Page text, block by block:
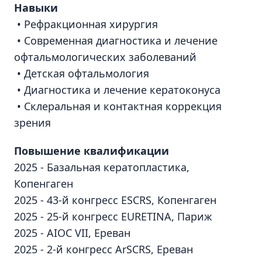
Навыки
• Рефракционная хирургия
• Современная диагностика и лечение
офтальмологических заболеваний
• Детская офтальмология
• Диагностика и лечение кератоконуса
• Склеральная и контактная коррекция
зрения
Повышение квалификации
2025 - Базальная кератопластика,
Копенгаген
2025 - 43-й конгресс ESCRS, Копенгаген
2025 - 25-й конгресс EURETINA, Париж
2025 - AIOC VII, Ереван
2025 - 2-й конгресс ArSCRS, Ереван